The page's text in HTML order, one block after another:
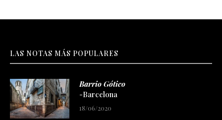
LAS NOTAS MÁS POPULARES
Barrio Gótico
-Barcelona
18/06/2020